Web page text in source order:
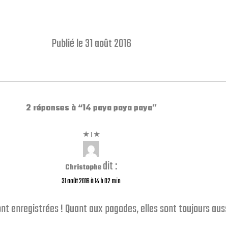
Publié le 31 août 2016
2 réponses à “14 paya paya paya”
Christophedit :
31 août 2016 à 14 h 02 min
enregistrées ! Quant aux pagodes, elles sont toujours